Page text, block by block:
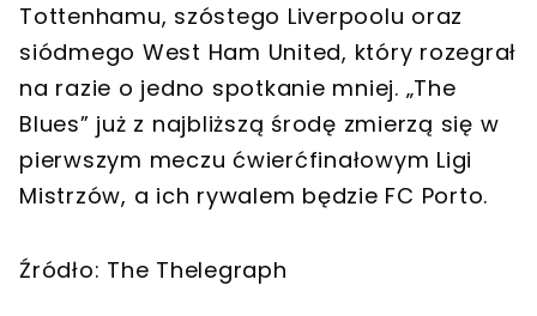
Tottenhamu, szóstego Liverpoolu oraz
siódmego West Ham United, który rozegrał
na razie o jedno spotkanie mniej. „The
Blues” już z najbliższą środę zmierzą się w
pierwszym meczu ćwierćfinałowym Ligi
Mistrzów, a ich rywalem będzie FC Porto.
Źródło: The Thelegraph